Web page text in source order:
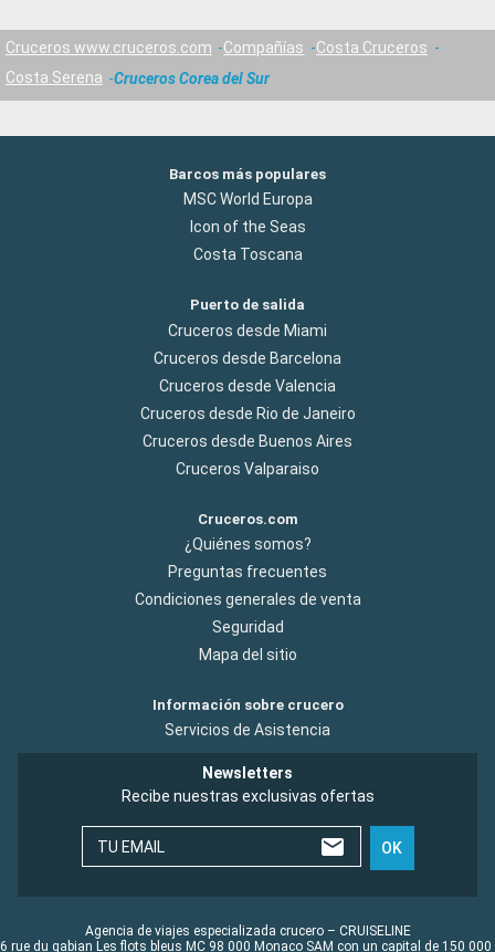
Cruceros www.cruceros.com Compañías
Costa Cruceros
Costa Serena
Cruceros Corea del Sur
Barcos más populares
MSC World Europa
Icon of the Seas
Costa Toscana
Puerto de salida
Cruceros desde Miami
Cruceros desde Barcelona
Cruceros desde Valencia
Cruceros desde Rio de Janeiro
Cruceros desde Buenos Aires
Cruceros Valparaiso
Cruceros.com
¿Quiénes somos?
Preguntas frecuentes
Condiciones generales de venta
Seguridad
Mapa del sitio
Información sobre crucero
Servicios de Asistencia
Newsletters
Recibe nuestras exclusivas ofertas
TU EMAIL OK
Agencia de viajes especializada crucero – CRUISELINE
rue du gabian Les flots bleus MC 98 000 Monaco SAM con un capital de 150 000